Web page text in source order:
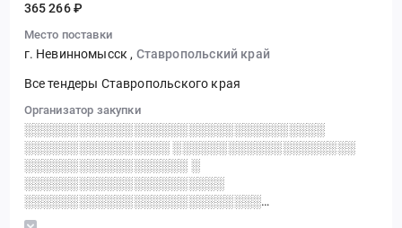
365 266 ₽
Место поставки
г. Невинномысск , Ставропольский край
Все тендеры Ставропольского края
Организатор закупки
░░░░░░░░░░░░░░░░░░░░░░░░░░░░░░░░░
░░░░░░░░░░░░░░░░ ░░░░░░░░░░░░░░░░░░░░
░░░░░░░░░░░░░░░░░░ ░
░░░░░░░░░░░░░░░░░░░░░░
░░░░░░░░░░░░░░░░░░░░░░░░░░
░░░░░░░░░░░░░░░░░░░░░░ ░░░░░░░░░░░░░░░░